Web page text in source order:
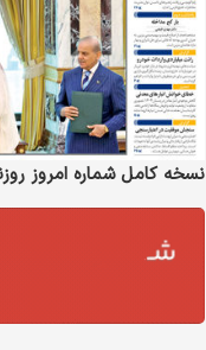
نسخه کامل شماره امروز